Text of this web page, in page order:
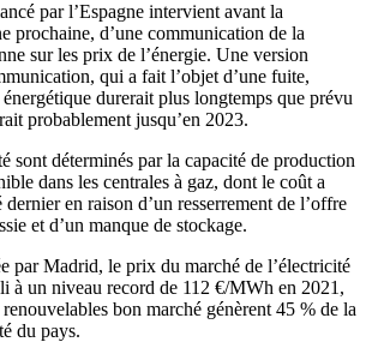
par l’Espagne intervient avant la
prochaine, d’une communication de la
sur les prix de l’énergie. Une version
qui a fait l’objet d’une fuite,
durerait plus longtemps que prévu
probablement jusqu’en 2023.
sont déterminés par la capacité de production
dans les centrales à gaz, dont le coût a
dernier en raison d’un resserrement de l’offre
et d’un manque de stockage.
par Madrid, le prix du marché de l’électricité
à un niveau record de 112 €/MWh en 2021,
bon marché génèrent 45 % de la
du pays.